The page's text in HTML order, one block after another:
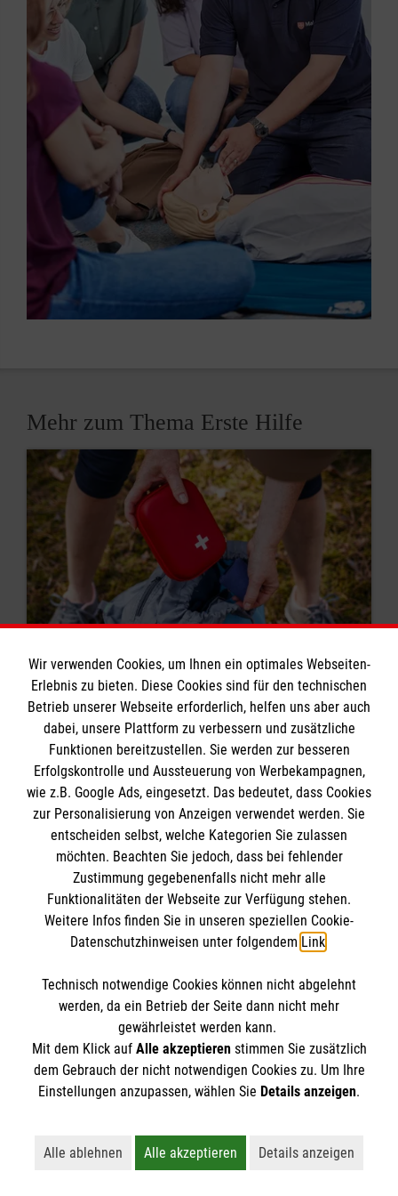
Mehr zum Thema Erste Hilfe
8 Erste-Hilfe-Mythen
Rund um das Thema Erste Hilfe kursieren viele
Mythen. Was stimmt? Was ist überholt? Wir
klären auf.
Erste Hilfe bei älteren Menschen
Mensch in Not gerät.
Wir verwenden Cookies, um Ihnen ein optimales Webseiten-
Erlebnis zu bieten. Diese Cookies sind für den technischen
Betrieb unserer Webseite erforderlich, helfen uns aber auch
dabei, unsere Plattform zu verbessern und zusätzliche
Funktionen bereitzustellen. Sie werden zur besseren
Erfolgskontrolle und Aussteuerung von Werbekampagnen,
wie z.B. Google Ads, eingesetzt. Das bedeutet, dass Cookies
zur Personalisierung von Anzeigen verwendet werden. Sie
entscheiden selbst, welche Kategorien Sie zulassen
möchten. Beachten Sie jedoch, dass bei fehlender
Zustimmung gegebenenfalls nicht mehr alle
Funktionalitäten der Webseite zur Verfügung stehen.
Weitere Infos finden Sie in unseren speziellen Cookie-
Datenschutzhinweisen unter folgendem Link.
Technisch notwendige Cookies können nicht abgelehnt
werden, da ein Betrieb der Seite dann nicht mehr
gewährleistet werden kann.
Mit dem Klick auf Alle akzeptierenstimmen Sie zusätzlich
dem Gebrauch der nicht notwendigen Cookies zu. Um Ihre
Einstellungen anzupassen, wählen Sie Details anzeigen.
Alle ablehnen
Lehnt alle nicht-essentiellen Cookies ab
Alle akzeptieren
Akzeptiert alle Cookies
Details anzeigen